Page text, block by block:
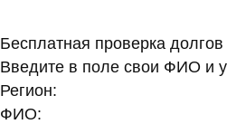
Бесплатная проверка долгов
Введите в поле свои ФИО и
Регион:
ФИО: